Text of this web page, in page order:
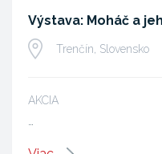
Výstava: Moháč a
Trenčín, Slovensko
AKCIA